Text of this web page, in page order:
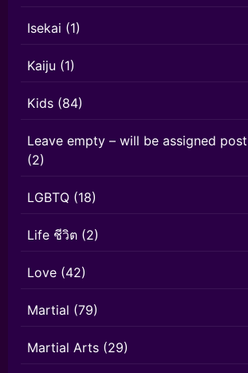
Isekai (1)
Kaiju (1)
Kids (84)
Leave empty – will be assigned
(2)
LGBTQ (18)
Life ชีวิต (2)
Love (42)
Martial (79)
Martial Arts (29)